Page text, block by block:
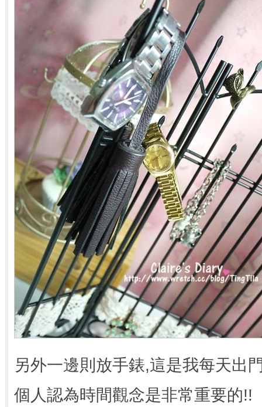
另外一邊則放手錶,這是我每天出
個人認為時間觀念是非常重要的!!